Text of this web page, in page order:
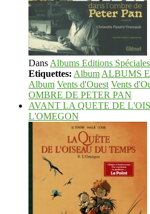
Dans Albums Editions Spéciales
Etiquettes: Album ALBUMS
Album Vents d'Ouest Vents
OMBRE DE PETER PAN
AVANT LA QUETE DE
L'OMEGON